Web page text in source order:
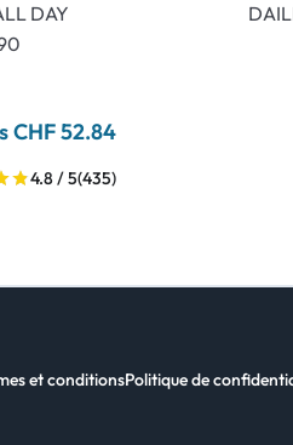
DAY
CHF 52.84
4.8 / 5(435)
et conditionsPolitique de